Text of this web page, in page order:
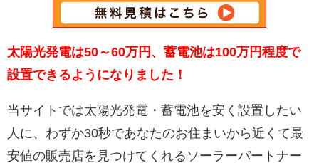
太陽光発電は50～60万円、蓄電池は100万円程度で
設置できるようになりました！
当サイトでは太陽光発電・蓄電池を安く設置したい
人に、わずか30秒であなたのお住まいから近くて最
安値の販売店を見つけてくれるソーラーパートナー